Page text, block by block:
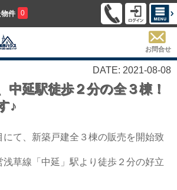
件 0
お問合せ
DATE: 2021-08-08
中延駅徒歩２分の全３棟！
♪
にて、新築戸建全３棟の販売を開始致
草線「中延」駅より徒歩２分の好立